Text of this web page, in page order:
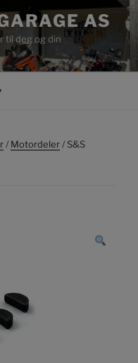
AS
til deg og din
/ Motordeler / S&S